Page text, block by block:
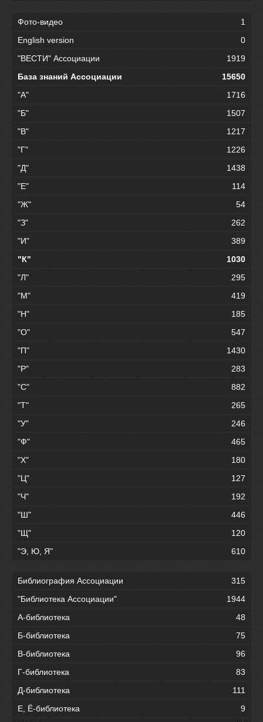
Фото-видео
1
English version
0
"ВЕСТИ" Ассоциации
1919
База знаний Ассоциации
15650
"А"
1716
"Б"
1507
"В"
1217
"Г"
1226
"Д"
1438
"Е"
114
"Ж"
54
"З"
262
"И"
389
"К"
1030
"Л"
295
"М"
419
"Н"
185
"О"
547
"П"
1430
"Р"
283
"С"
882
"Т"
265
"У"
246
"Ф"
465
"Х"
180
"Ц"
127
"Ч"
192
"Ш"
446
"Щ"
120
"Э, Ю, Я"
610
Библиография Ассоциации
315
"Библиотека Ассоциации"
1944
А-библиотека
48
Б-библиотека
75
В-библиотека
96
Г-библиотека
83
Д-библиотека
111
Е, Ё-библиотека
9